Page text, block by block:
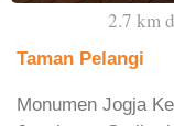
2.7 km
Taman Pelangi
Monumen Jogja